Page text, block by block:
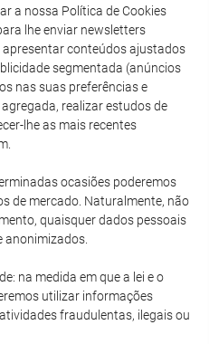
a nossa Política de Cookies
lhe enviar newsletters
conteúdos ajustados
segmentada (anúncios
nas suas preferências e
realizar estudos de
lhe as mais recentes
ocasiões poderemos
de mercado. Naturalmente, não
quaisquer dados pessoais
anonimizados.
na medida em que a lei e o
utilizar informações
fraudulentas, ilegais ou